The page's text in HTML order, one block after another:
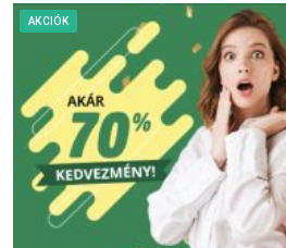
AKCIÓK